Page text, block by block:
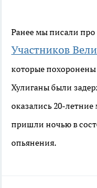
Ранее мы писали про
Участников
которые
Хулиганы были
оказались 20-
пришли ночью в
опьянения.